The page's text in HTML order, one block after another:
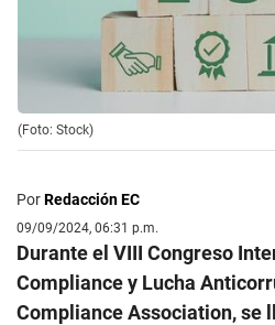
(Foto: Stock)
PorRedacción EC
09/09/2024, 06:31 p.m.
Durante el VIII Congreso
Compliance y Lucha
Compliance Association, se